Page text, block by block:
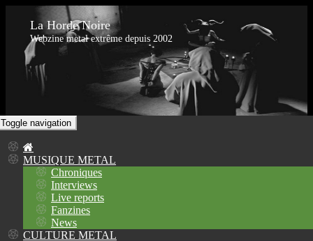
La Horde Noire
Webzine metal extrême depuis 2002
Toggle navigation
MUSIQUE METAL
Chroniques
Interviews
Live reports
Fanzines
News
CULTURE METAL